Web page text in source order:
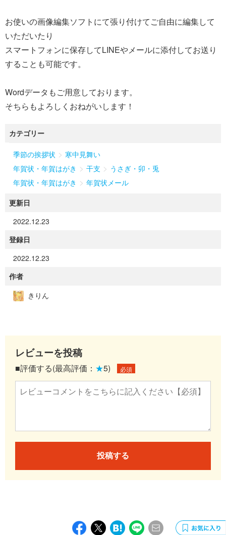
お使いの画像編集ソフトにて張り付けてご自由に編集して
いただいたり
スマートフォンに保存してLINEやメールに添付してお送り
することも可能です。
Wordデータもご用意しております。
そちらもよろしくおねがいします！
カテゴリー
季節の挨拶状 > 寒中見舞い
年賀状・年賀はがき > 干支 > うさぎ・卯・兎
年賀状・年賀はがき > 年賀状メール
更新日
2022.12.23
登録日
2022.12.23
作者
きりん
レビューを投稿
■評価する(最高評価： ★5) 必須
投稿する